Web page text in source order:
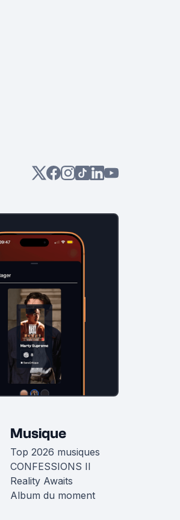
Musique
Top 2026 musiques
CONFESSIONS II
Reality Awaits
Album du moment